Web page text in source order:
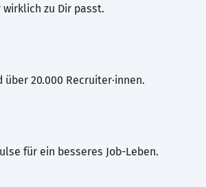
wirklich zu Dir passt.
20.000 Recruiter·innen.
für ein besseres Job-Leben.